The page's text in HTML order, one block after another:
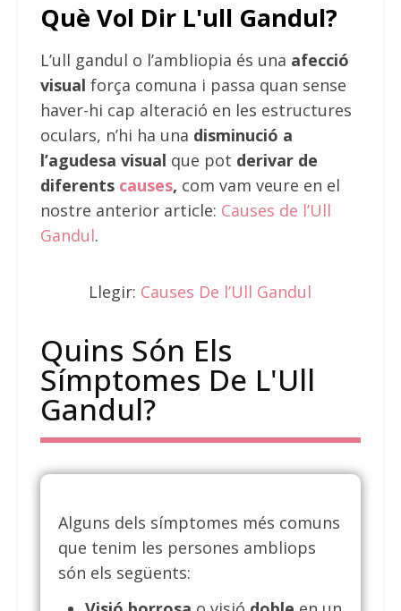
Què Vol Dir L'ull Gandul?
L’ull gandul o l’ambliopia és una afecció
visual força comuna i passa quan sense
haver-hi cap alteració en les estructures
oculars, n’hi ha una disminució a
l’agudesa visual que pot derivar de
diferents causes, com vam veure en el
nostre anterior article: Causes de l’Ull
Gandul.
Llegir: Causes De l’Ull Gandul
Quins Són Els
Símptomes De L'Ull
Gandul?
Alguns dels símptomes més comuns
que tenim les persones ambliops
són els següents: